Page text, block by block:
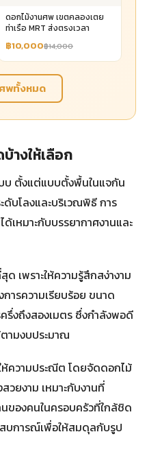
ดอกไม้งานศพ เขตคลองเตย
ท่าเรือ MRT ส่งตรงเวลา
฿10,000฿14,000
พทั้งหมด
างให้เลือก
บ ตั้งแต่แบบตั้งพื้นในแจกัน
ดับโลงและบริเวณพิธี การ
ด้เหมาะกับบรรยากาศงานและ
เพราะให้ความรู้สึกสง่างาม
การความเรียบร้อย ขนาด
รึ่งถึงสองเมตร ซึ่งกำลังพอดี
ามงบประมาณ
ความประณีต โดยจัดดอกไม้
วยงาม เหมาะกับงานที่
ของคนในครอบครัวที่ใกล้ชิด
บการณ์เพื่อให้สมดุลกับรูป